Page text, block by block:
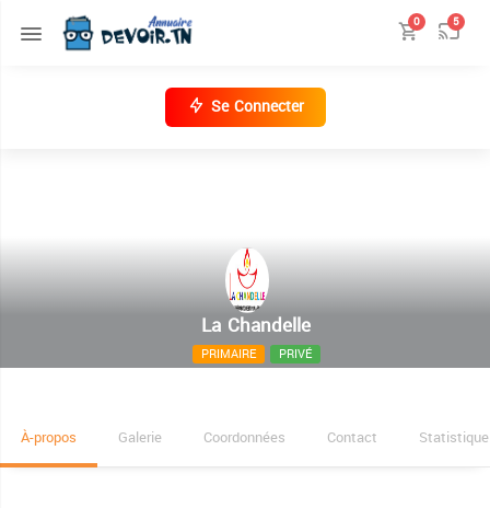
0 5
Se Connecter
La Chandelle
PRIMAIRE PRIVÉ
Rue Abderrazek Karabaka manzah 5
À-propos Galerie Coordonnées Contact Statistique